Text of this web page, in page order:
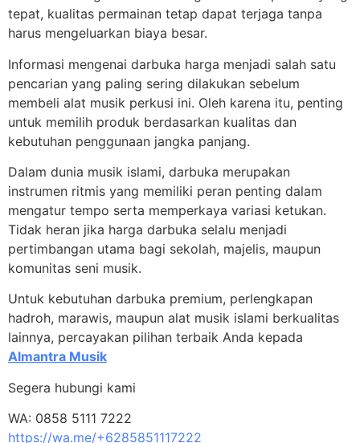
tepat, kualitas permainan tetap dapat terjaga tanpa
harus mengeluarkan biaya besar.
Informasi mengenai darbuka harga menjadi salah satu
pencarian yang paling sering dilakukan sebelum
membeli alat musik perkusi ini. Oleh karena itu, penting
untuk memilih produk berdasarkan kualitas dan
kebutuhan penggunaan jangka panjang.
Dalam dunia musik islami, darbuka merupakan
instrumen ritmis yang memiliki peran penting dalam
mengatur tempo serta memperkaya variasi ketukan.
Tidak heran jika harga darbuka selalu menjadi
pertimbangan utama bagi sekolah, majelis, maupun
komunitas seni musik.
Untuk kebutuhan darbuka premium, perlengkapan
hadroh, marawis, maupun alat musik islami berkualitas
lainnya, percayakan pilihan terbaik Anda kepada
Almantra Musik
Segera hubungi kami
WA: 0858 5111 7222
https://wa.me/+6285851117222